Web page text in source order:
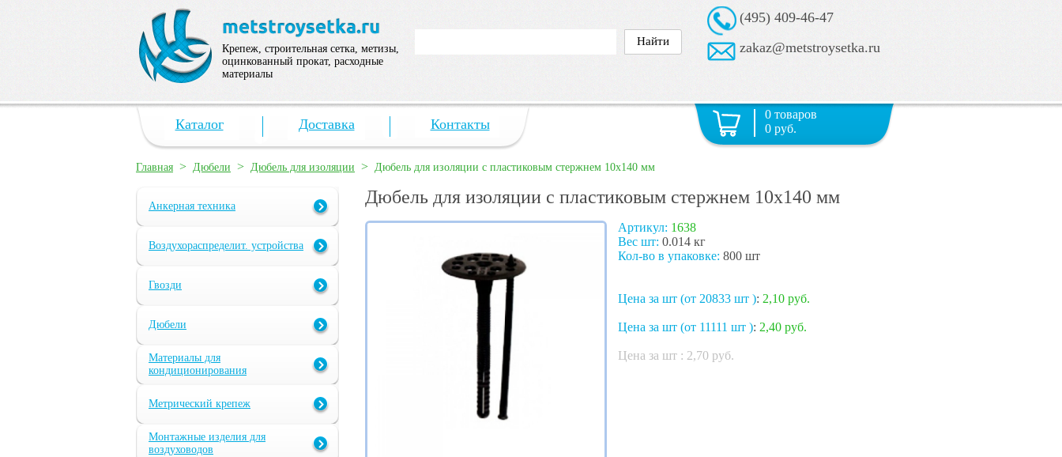
Крепеж, строительная сетка, метизы,
оцинкованный прокат, расходные
материалы
(495) 409-46-47
zakaz@metstroysetka.ru
Каталог Доставка Контакты
0 товаров
0 руб.
Главная > Дюбели > Дюбель для изоляции > Дюбель для изоляции с пластиковым стержнем 10х140 мм
Анкерная техника
Воздухораспределит. устройства
Гвозди
Дюбели
Материалы для
кондиционирования
Метрический крепеж
Монтажные изделия для
воздуховодов
Дюбель для изоляции с пластиковым стержнем 10х140 мм
Артикул: 1638
Вес шт: 0.014 кг
Кол-во в упаковке: 800 шт
Цена за шт (от 20833 шт ): 2,10 руб.
Цена за шт (от 11111 шт ): 2,40 руб.
Цена за шт : 2,70 руб.